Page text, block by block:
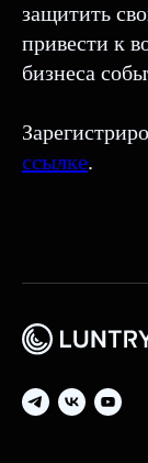
защитить
привести к
бизнеса
ссылке.